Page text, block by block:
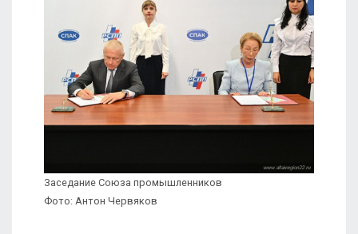
Заседание Союза промышленников
Фото: Антон Червяков